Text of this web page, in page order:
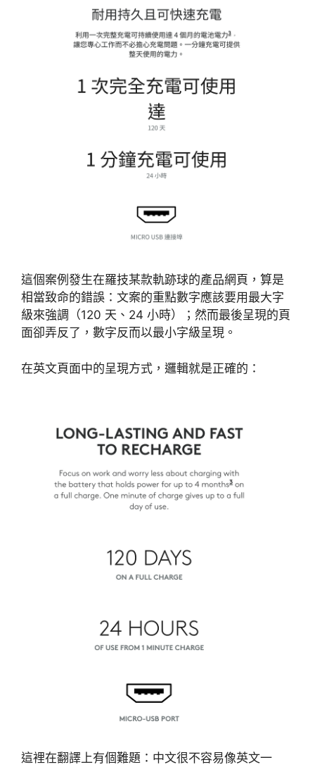
這個案例發生在羅技某款軌跡球的產品網頁，算是
相當致命的錯誤：文案的重點數字應該要用最大字
級來強調（120 天、24 小時）；然而最後呈現的頁
面卻弄反了，數字反而以最小字級呈現。
在英文頁面中的呈現方式，邏輯就是正確的：
這裡在翻譯上有個難題：中文很不容易像英文一